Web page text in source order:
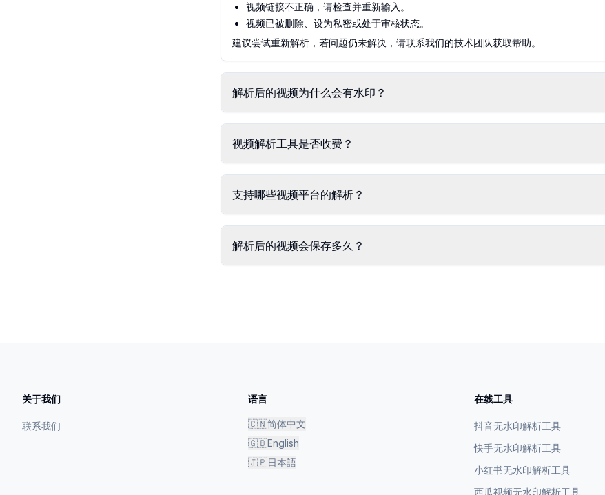
视频链接不正确，请检查并重新输入。
视频已被删除、设为私密或处于审核状态。
建议尝试重新解析，若问题仍未解决，请联系我们的技术团队获取帮助。
解析后的视频为什么会有水印？
视频解析工具是否收费？
支持哪些视频平台的解析？
解析后的视频会保存多久？
关于我们
联系我们
语言
🇨🇳简体中文
🇬🇧English
🇯🇵日本語
在线工具
抖音无水印解析工具
快手无水印解析工具
小红书无水印解析工具
西瓜视频无水印解析工具